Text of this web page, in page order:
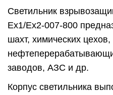
Светильник
Ex1/Ex2-007-800
шахт, химических цехов,
заводов, АЗС и др.
Корпус светильника